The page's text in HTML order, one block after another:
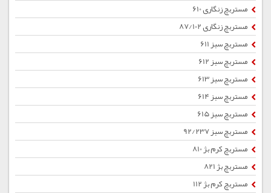
مستربچ زنگاری 610
مستربچ زنگاری 87/102
مستربچ سبز 611
مستربچ سبز 612
مستربچ سبز 613
مستربچ سبز 614
مستربچ سبز 615
مستربچ سبز 92/237
مستربچ کرم بژ 810
مستربچ بژ 821
مستربچ کرم بژ 112